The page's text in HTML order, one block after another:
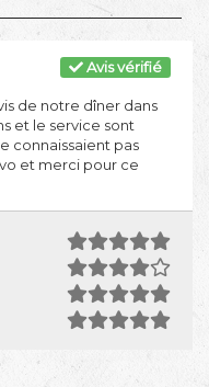
Avis vérifié
de notre dîner dans
et le service sont
connaissaient pas
et merci pour ce